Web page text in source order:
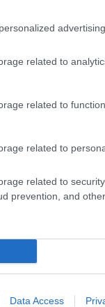
advertising.
related to
related to
related to
related to
prevention, and
Data Access
ανιμέισον,
σε ολόκληρο
δεύτερα" όσο